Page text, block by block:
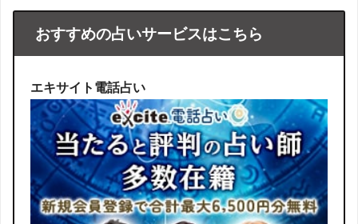
おすすめの占いサービスはこちら
エキサイト電話占い